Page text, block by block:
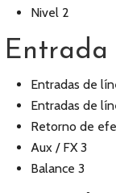
Nivel 2
Entrada
Entradas de
Entradas de
Retorno de
Aux / FX 3
Balance 3